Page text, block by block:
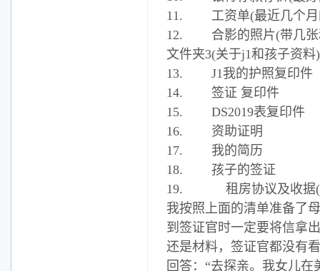
11. 工资单(最近几个月
12. 合影的照片(带几张
文件夹3(关于j1和孩子资料)
13. J1我的护照复印件
14. 签证 复印件
15. DS2019表复印件
16. 资助证明
17. 我的简历
18. 孩子的签证
19. 租房协议及收据(
我按照上面的清单准备了
到签证官时一定要将信拿
还是材料，签证官都没有
回答：“去探亲。我女儿